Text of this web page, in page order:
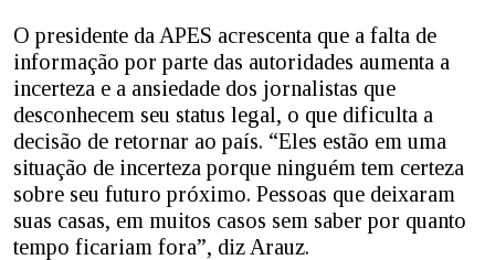
O presidente da APES acrescenta que a falta de
informação por parte das autoridades aumenta a
incerteza e a ansiedade dos jornalistas que
desconhecem seu status legal, o que dificulta a
decisão de retornar ao país. “Eles estão em uma
situação de incerteza porque ninguém tem certeza
sobre seu futuro próximo. Pessoas que deixaram
suas casas, em muitos casos sem saber por quanto
tempo ficariam fora”, diz Arauz.